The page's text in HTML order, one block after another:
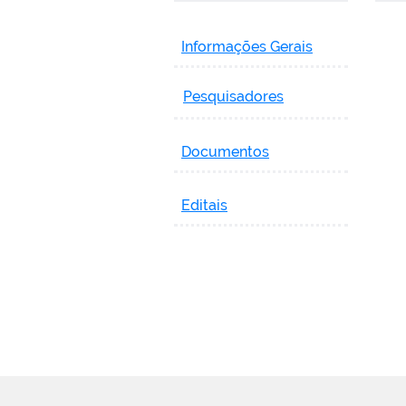
Informações Gerais
Pesquisadores
Documentos
Editais